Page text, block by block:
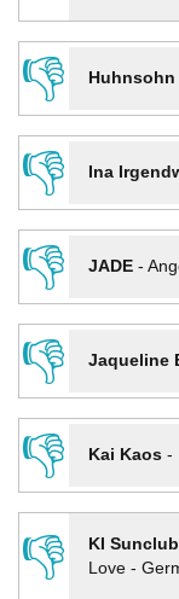
👎
Huhnsohn
👎
Ina
👎
JADE-
👎
Jaqueline
👎
Kai Kaos-
👎
KI
Love -